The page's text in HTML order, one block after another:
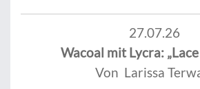
27.07.26
Wacoal mit Lycra:
Von Larissa